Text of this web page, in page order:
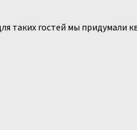
таких гостей мы придумали